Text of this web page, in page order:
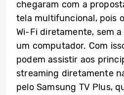
chegaram com a
tela multifuncional, pois
Wi-Fi diretamente, sem
um computador. Com
podem assistir aos
streaming diretamente
pelo Samsung TV Plus,